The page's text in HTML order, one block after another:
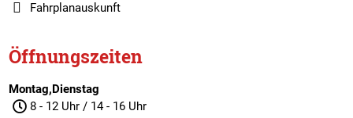
Fahrplanauskunft
Öffnungszeiten
Montag,Dienstag
8 - 12 Uhr / 14 - 16 Uhr